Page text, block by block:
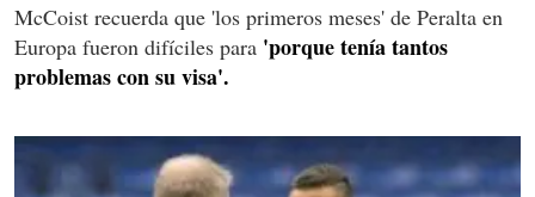
McCoist recuerda que 'los primeros meses' de Peralta en
Europa fueron difíciles para 'porque tenía tantos
problemas con su visa'.